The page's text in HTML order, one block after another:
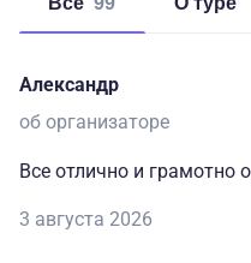
Александр
об организаторе
Все отлично и грамотно
3 августа 2026